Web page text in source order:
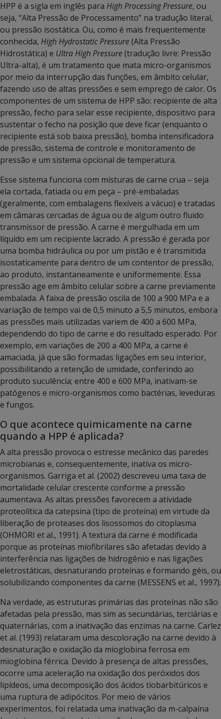
HPP é a sigla em inglês para High Processing Pressure, ou
seja, “Alta Pressão de Processamento” na tradução literal,
ou pressão isostática. Ou, como é mais frequentemente
conhecida, High Hydrostatic Pressure(Alta Pressão
Hidrostática) e Ultra High Pressure(tradução livre: Pressão
Ultra-alta), é um tratamento que mata micro-organismos
por meio da interrupção das funções, em âmbito celular,
fazendo uso de altas pressões e sem emprego de calor. Os
componentes de um sistema de HPP são: recipiente de alta
pressão, fecho para selar esse recipiente, dispositivo para
sustentar o fecho na posição que deve ficar (enquanto o
recipiente está sob baixa pressão), bomba intensificadora
de pressão, sistema de controle e monitoramento de
pressão e um sistema opcional de temperatura.
Esse sistema funciona com misturas de carne crua – seja
ela cortada, fatiada ou em peça – pré-embaladas
(geralmente, com embalagens flexíveis a vácuo) e tratadas
em câmaras cercadas de água ou de algum outro fluido
transmissor de pressão. A carne é mergulhada em um
líquido em um recipiente lacrado. A pressão é gerada por
uma bomba hidráulica ou por um pistão e é transmitida
isostaticamente para dentro de um contentor de pressão,
ao produto, instantaneamente e uniformemente. Essa
pressão age em âmbito celular sobre a carne previamente
embalada. A faixa de pressão oscila de 100 a 900 MPa e a
variação de tempo vai de 0,5 minuto a 5,5 minutos, embora
as pressões mais utilizadas variem de 400 a 600 MPa,
dependendo do tipo de carne e do resultado esperado. Por
exemplo, em variações de 200 a 400 MPa, a carne é
amaciada, já que são formadas ligações em seu interior,
possibilitando a retenção de umidade, conferindo ao
produto suculência; entre 400 e 600 MPa, inativam-se
patógenos e micro-organismos como bactérias, leveduras
e fungos.
O que acontece quimicamente na carne
quando a HPP é aplicada?
A alta pressão provoca o estresse mecânico das paredes
microbianas e, consequentemente, inativa os micro-
organismos. Garriga et al. (2002) descreveu uma taxa de
mortalidade celular crescente conforme a pressão
aumentava. As altas pressões favorecem a atividade
proteolítica da catepsina (tipo de proteína) em virtude da
liberação de proteases dos lisossomos do citoplasma
(OHMORI et al., 1991). A textura da carne é modificada
porque as proteínas miofibrilares são afetadas devido à
interferência nas ligações de hidrogênio e nas ligações
eletrostáticas, desnaturando proteínas e formando géis, ou
solubilizando componentes da carne (MESSENS et al., 1997).
Na verdade, as estruturas primárias das proteínas não são
afetadas pela pressão, mas sim as secundárias, terciárias e
quaternárias, com a inativação das enzimas na carne. Carlez
et al. (1993) relataram uma descoloração na carne devido à
desnaturação e oxidação da mioglobina ferrosa em
mioglobina férrica. Devido à presença de altas pressões,
ocorre uma aceleração na oxidação dos peróxidos dos
lipídeos, uma decomposição dos ácidos tiobarbitúricos e
uma ruptura de adipócitos. Por meio de vários
experimentos, foi relatada uma inativação da m-calpaína